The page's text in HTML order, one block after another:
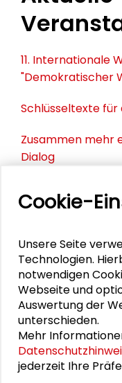
11. Internationale
"Demokratischer
Schlüsseltexte
Zusammen mehr
Dialog
DOWNLOADS
Einigkeit und
VIDEO
Cookie-
Unsere Seite
Technologien.
notwendigen
Webseite und
Auswertung der
unterschieden.
Mehr
jederzeit Ihre